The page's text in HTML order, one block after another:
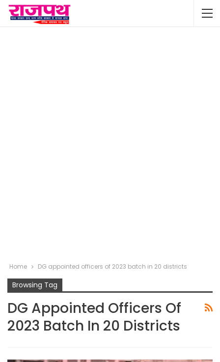
Home DG appointed officers of 2023 batch in 20 districts
Browsing Tag
DG Appointed Officers Of
2023 Batch In 20 Districts